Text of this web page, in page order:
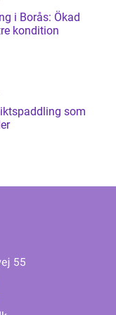
i Borås: Ökad
kondition
som